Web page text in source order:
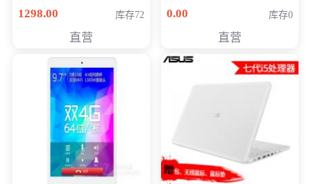
购买）
1298.00 库存72
直营
八代独显轻薄办公商务
0.00 库存0
直营